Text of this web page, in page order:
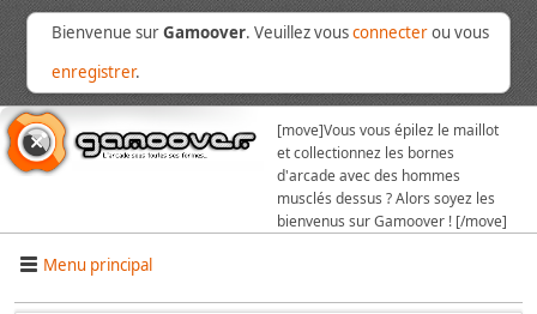
Bienvenue surGamoover. Veuillez vousconnecterou vous
enregistrer.
[move]Vous vous épilez le maillot
et collectionnez les bornes
d'arcade avec des hommes
musclés dessus ? Alors soyez les
bienvenus sur Gamoover ! [/move]
Menu principal